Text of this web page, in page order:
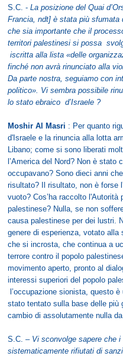
S.C. -La posizione del Quai
Francia, ndt] è stata più sfumata
che sia importante che il
territori palestinesi si possa
iscritta alla lista «delle
finché non avrà rinunciato alla
Da parte nostra, seguiamo con
politico». Vi sembra possibile
lo stato ebraico d’Israele ?
Moshir Al Masri : Per quanto
d'Israele e la rinuncia alla lotta
Libano; come si sono liberati
l’America del Nord? Non è stato
occupavano? Sono dieci anni
risultato? Il risultato, non è forse
vuoto? Cos’ha raccolto l'Autorità
palestinese? Nulla, se non
causa palestinese per dei lustri.
genere di esperienza, votato alla
che si incrosta, che continua a
terrore contro il popolo
movimento aperto, pronto al
interessi superiori del popolo
l’occupazione sionista, questo
stato tentato sulla base delle più
cambio di assolutamente nulla
S.C.– Vi sconvolge sapere che
sistematicamente rifiutati di